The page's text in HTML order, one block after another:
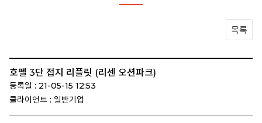
목록
호펠 3단 접지 리플릿 (리센 오션파크)
등록일 : 21-05-15 12:53
클라이언트 : 일반기업